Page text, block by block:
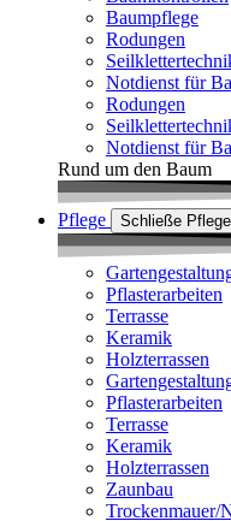
Baumpflege
Rodungen
Notdienst für
Rodungen
Notdienst für
Rund um den Baum
Pflege Schließe Pflege
Pflasterarbeiten
Terrasse
Keramik
Holzterrassen
Pflasterarbeiten
Terrasse
Keramik
Holzterrassen
Zaunbau
Trockenmauer/